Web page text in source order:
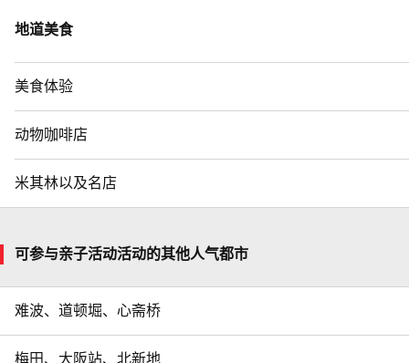
地道美食
美食体验
动物咖啡店
米其林以及名店
可参与亲子活动活动的其他人气都市
难波、道顿堀、心斋桥
梅田、大阪站、北新地